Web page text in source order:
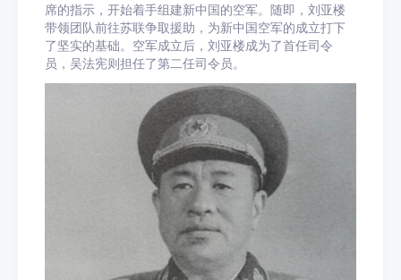
席的指示，开始着手组建新中国的空军。随即，刘亚楼
带领团队前往苏联争取援助，为新中国空军的成立打下
了坚实的基础。空军成立后，刘亚楼成为了首任司令
员，吴法宪则担任了第二任司令员。